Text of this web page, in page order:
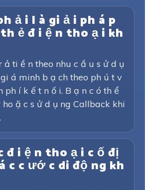
ả i l à gi ả i ph á p
ẻ đ i ệ n tho ạ i kh
ả ti ề n theo nhu c ầ u s ử d ụ
á minh b ạ ch theo ph ú t v
ph í k ế t n ố i. B ạ n c ó th ể
ặ c s ử d ụ ng Callback khi
đ i ệ n tho ạ i c ố đị
c c ướ c di độ ng kh